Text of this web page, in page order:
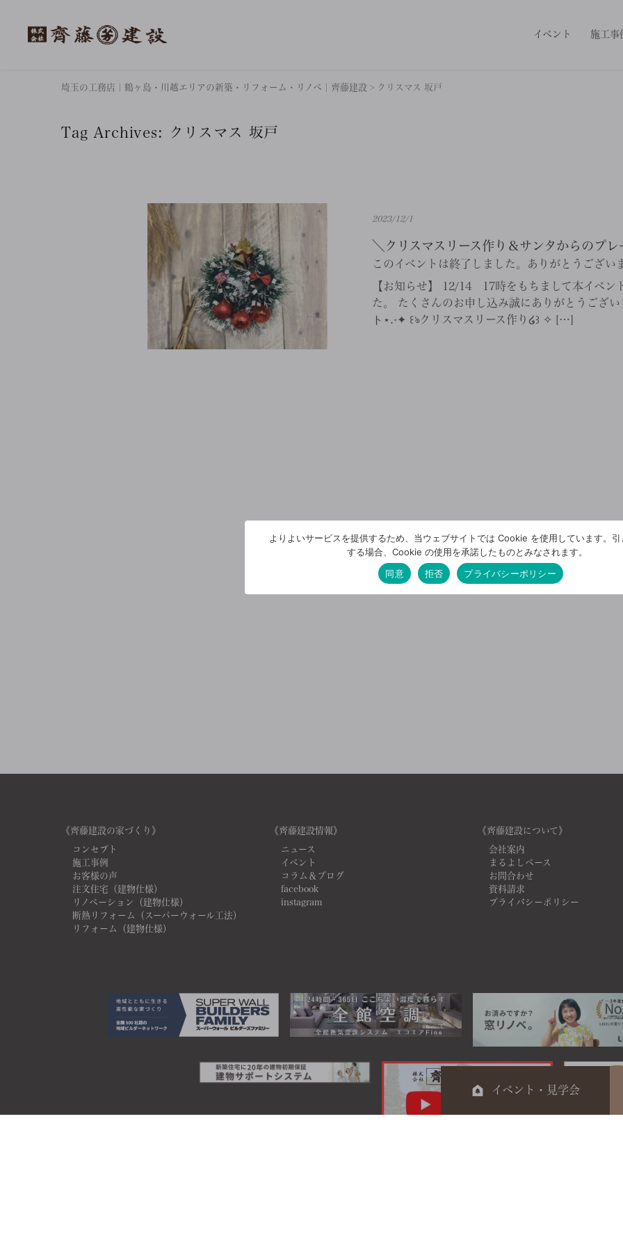
イベント 施工事
埼玉の工務店｜鶴ヶ島・川越エリアの新築・リフォーム・リノベ｜齊藤建設 > クリスマス 坂戸
Tag Archives: クリスマス 坂戸
2023/12/1
＼クリスマスリース作り＆サンタからのプレ
このイベントは終了しました。ありがとうござい
【お知らせ】 12/14 17時をもちまして本イベン
た。 たくさんのお申し込み誠にありがとうござ
ト⋆.·✦ ꒰ঌクリスマスリース作り໒꒱ ✧ […]
《齊藤建設の家づくり》
コンセプト
施工事例
お客様の声
注文住宅（建物仕様）
リノベーション（建物仕様）
断熱リフォーム（スーパーウォール工法）
リフォーム（建物仕様）
《齊藤建設情報》
ニュース
イベント
コラム＆ブログ
facebook
instagram
《齊藤建設について》
会社案内
まるよしベース
お問合わせ
資料請求
プライバシーポリシー
イベント・見学会
よりよいサービスを提供するため、当ウェブサイトでは Cookie を使用しています。引
する場合、Cookie の使用を承諾したものとみなされます。
同意
拒否 プライバシーポリシー